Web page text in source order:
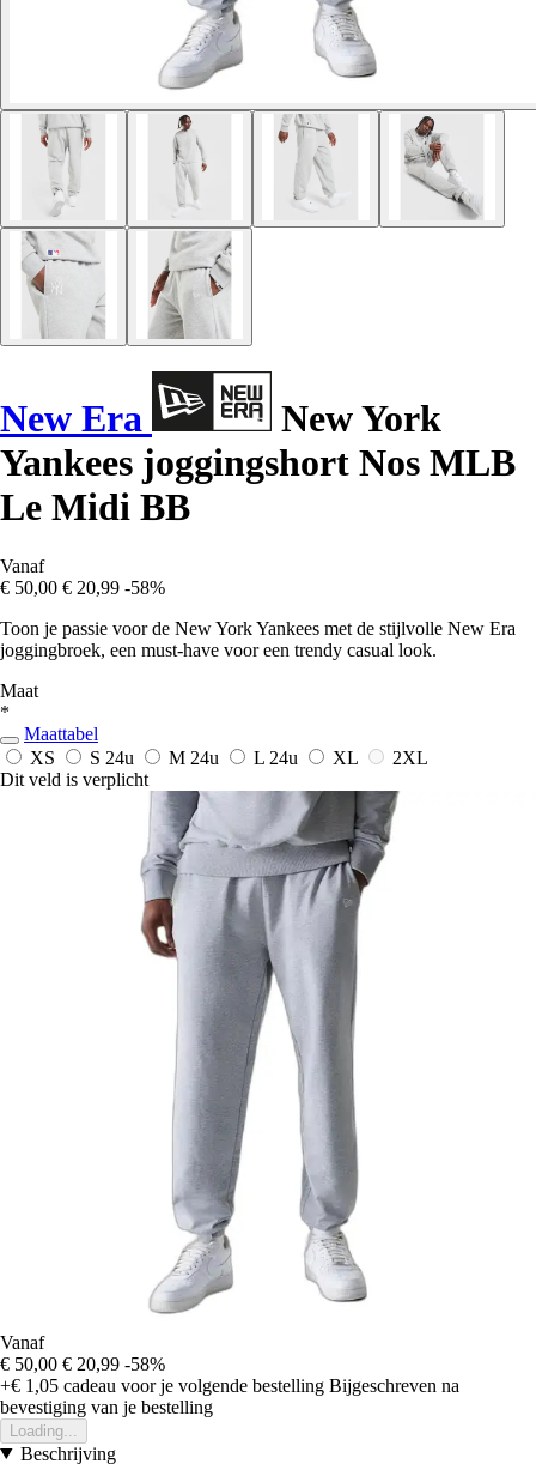
New Era
New York
Yankees joggingshort Nos MLB
Le Midi BB
Vanaf
€ 50,00 € 20,99 -58%
Toon je passie voor de New York Yankees met de stijlvolle New Era
joggingbroek, een must-have voor een trendy casual look.
Maat
*
Maattabel
XS
S 24u M 24u L 24u XL
2XL
Dit veld is verplicht
Vanaf
€ 50,00 € 20,99 -58%
+€ 1,05 cadeau voor je volgende bestelling Bijgeschreven na
bevestiging van je bestelling
Loading...
Beschrijving